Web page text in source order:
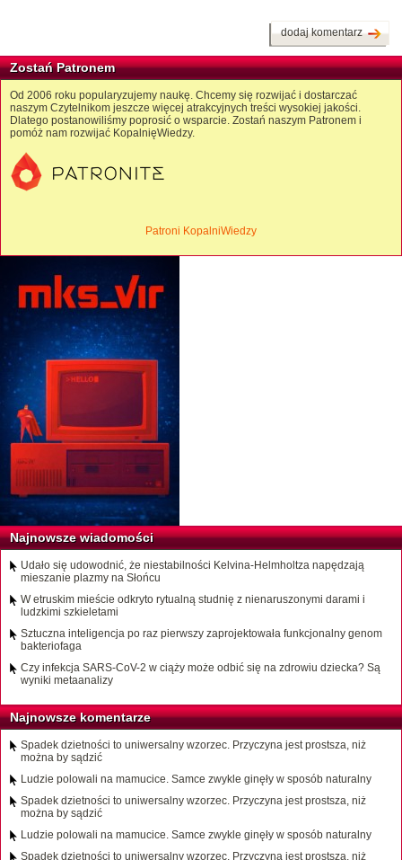
dodaj komentarz
Zostań Patronem
Od 2006 roku popularyzujemy naukę. Chcemy się rozwijać i dostarczać
naszym Czytelnikom jeszcze więcej atrakcyjnych treści wysokiej jakości.
Dlatego postanowiliśmy poprosić o wsparcie. Zostań naszym Patronem i
pomóż nam rozwijać KopalnięWiedzy.
Patroni KopalniWiedzy
Najnowsze wiadomości
Udało się udowodnić, że niestabilności Kelvina-Helmholtza napędzają
mieszanie plazmy na Słońcu
W etruskim mieście odkryto rytualną studnię z nienaruszonymi darami i
ludzkimi szkieletami
Sztuczna inteligencja po raz pierwszy zaprojektowała funkcjonalny genom
bakteriofaga
Czy infekcja SARS-CoV-2 w ciąży może odbić się na zdrowiu dziecka? Są
wyniki metaanalizy
Najnowsze komentarze
Spadek dzietności to uniwersalny wzorzec. Przyczyna jest prostsza, niż
można by sądzić
Ludzie polowali na mamucice. Samce zwykle ginęły w sposób naturalny
Spadek dzietności to uniwersalny wzorzec. Przyczyna jest prostsza, niż
można by sądzić
Ludzie polowali na mamucice. Samce zwykle ginęły w sposób naturalny
Spadek dzietności to uniwersalny wzorzec. Przyczyna jest prostsza, niż